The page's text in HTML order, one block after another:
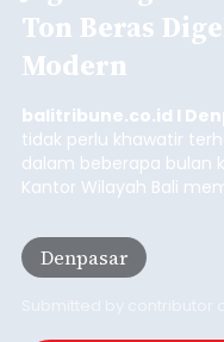
Ton Beras
Modern
balitribune.co.id I
tidak perlu khawatir
dalam beberapa bulan
Kantor Wilayah Bali
aman, bahkan
kebutuhan masyarakat
Denpasar